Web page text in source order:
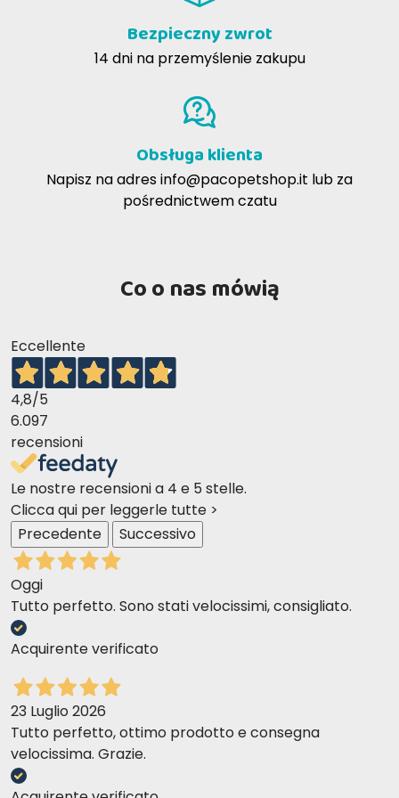
Waga psa - kg Puszki 370 gr
1
2
4 0.5
5 0.5
10
20 1 + 235 g
30
40
50
60+
Bezpieczny zwrot
14 dni na przemyślenie zakupu
Obsługa klienta
Napisz na adresinfo@pacopetshop.it lub za
pośrednictwem czatu
Co o nas mówią
Eccellente
4,8/5
6.097
recensioni
Le nostre recensioni a 4 e 5 stelle.
Clicca qui per leggerle tutte >
Precedente
Successivo
Oggi
Tutto perfetto. Sono stati velocissimi, consigliato.
Acquirente verificato
23 Luglio 2026
Tutto perfetto, ottimo prodotto e consegna
velocissima. Grazie.